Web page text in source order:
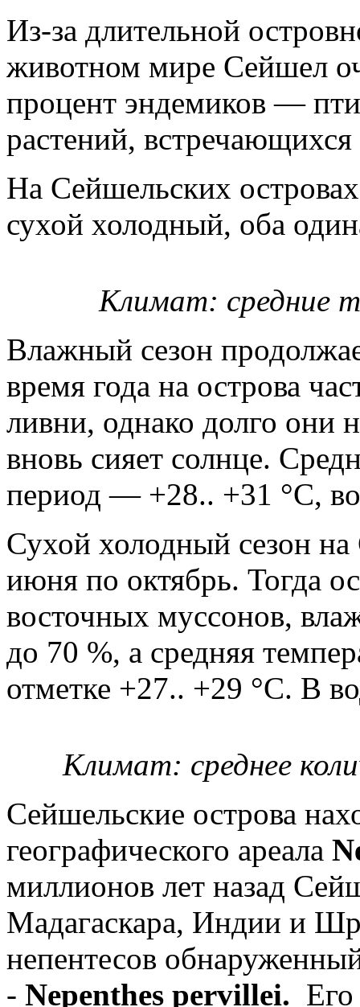
Из-за длительной
животном мире Сейшел
процент эндемиков —
растений, встречающихся
На Сейшельских
сухой холодный, оба
Климат: средние
Влажный сезон
время года на острова
ливни, однако долго они
вновь сияет солнце.
период — +28.. +31 °C,
Сухой холодный сезон
июня по октябрь. Тогда
восточных муссонов,
до 70 %, а средняя
отметке +27.. +29 °C. В
Климат: среднее
Сейшельские острова
географического ареала
миллионов лет назад
Мадагаскара, Индии и
непентесов
- Nepenthes pervillei.